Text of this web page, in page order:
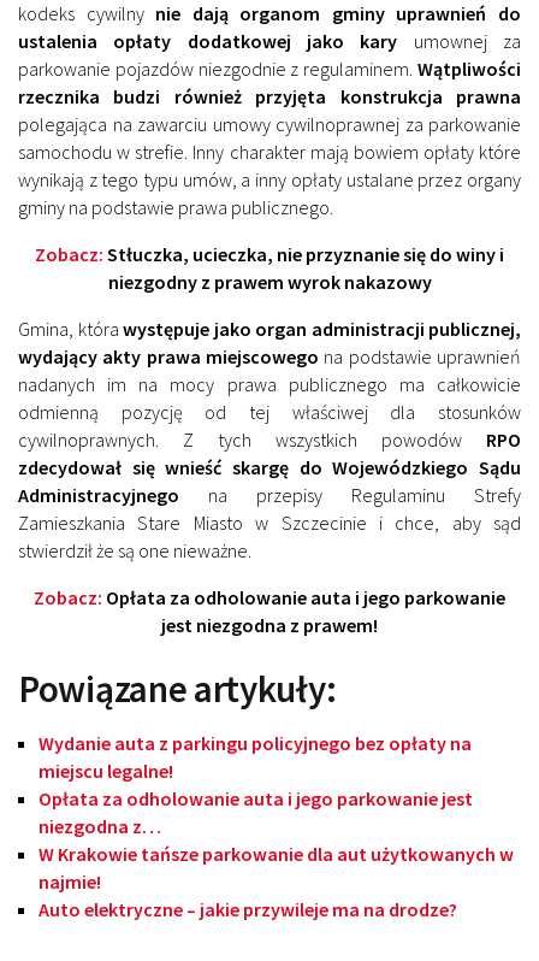
kodeks cywilny nie dają organom gminy uprawnień do
ustalenia opłaty dodatkowej
jako kary umownej za
parkowanie pojazdów niezgodnie z regulaminem. Wątpliwości
rzecznika budzi również przyjęta konstrukcja prawna
polegająca na zawarciu umowy cywilnoprawnej za parkowanie
samochodu w strefie. Inny charakter mają bowiem opłaty które
wynikają z tego typu umów, a inny opłaty ustalane przez organy
gminy na podstawie prawa publicznego.
Zobacz: Stłuczka, ucieczka, nie przyznanie się do winy i
niezgodny z prawem wyrok nakazowy
Gmina, która występuje jako organ administracji publicznej,
wydający akty prawa miejscowego na podstawie uprawnień
nadanych im na mocy prawa publicznego ma całkowicie
odmienną pozycję od tej właściwej dla stosunków
cywilnoprawnych. Z tych wszystkich powodów RPO
zdecydował się wnieść skargę do Wojewódzkiego Sądu
Administracyjnego na przepisy Regulaminu Strefy
Zamieszkania Stare Miasto w Szczecinie i chce, aby sąd
stwierdził że są one nieważne.
Zobacz: Opłata za odholowanie auta i jego parkowanie
jest niezgodna z prawem!
Powiązane artykuły:
Wydanie auta z parkingu policyjnego bez opłaty na
miejscu legalne!
Opłata za odholowanie auta i jego parkowanie jest
niezgodna z…
W Krakowie tańsze parkowanie dla aut użytkowanych w
najmie!
Auto elektryczne – jakie przywileje ma na drodze?